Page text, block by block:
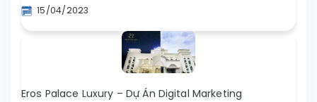
15/04/2023
Eros Palace Luxury – Dự Án Digital Marketing